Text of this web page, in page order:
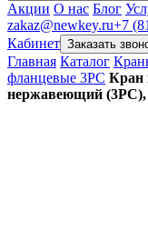
Акции О нас Блог
zakaz@newkey.ru+7
Кабинет Заказать
Главная Каталог
фланцевые 3PC Кран
нержавеющий